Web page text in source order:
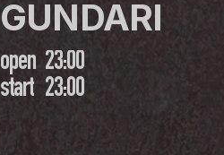
GUNDARI
open 23:00
start 23:00